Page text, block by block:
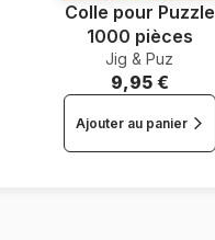
Colle pour Puzzle
1000 pièces
Jig & Puz
9,95 €
Ajouter au panier